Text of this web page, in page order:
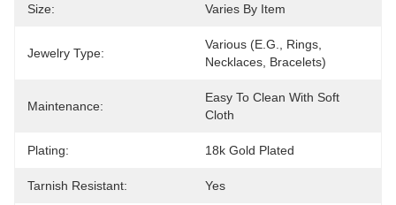
Size: Varies By Item
Jewelry Type:
Various (e.g., Rings,
Necklaces, Bracelets)
Maintenance:
Easy To Clean With Soft
Cloth
Plating: 18k Gold Plated
Tarnish Resistant: Yes